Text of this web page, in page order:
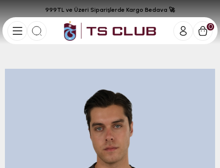
0
999TL ve Üzeri Siparişlerde Kargo Bedava 🚀